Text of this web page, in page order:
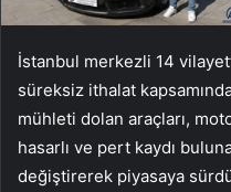
İstanbul merkezli 14
süreksiz ithalat
mühleti dolan araçları,
hasarlı ve pert kaydı
değiştirerek piyasaya